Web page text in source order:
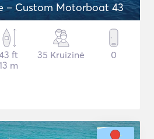
– Custom Motorboat 43
ft
m
35 Kruizinė 0